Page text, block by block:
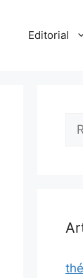
Editorial